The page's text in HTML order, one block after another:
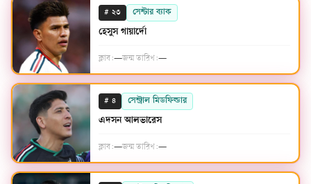
# ২৩ সেন্টার ব্যাক
হেসুস গায়ার্দো
ক্লাব:—জন্ম তারিখ:—
# ৪ সেন্ট্রাল মিডফিল্ডার
এদসন আলভারেস
ক্লাব:—জন্ম তারিখ:—